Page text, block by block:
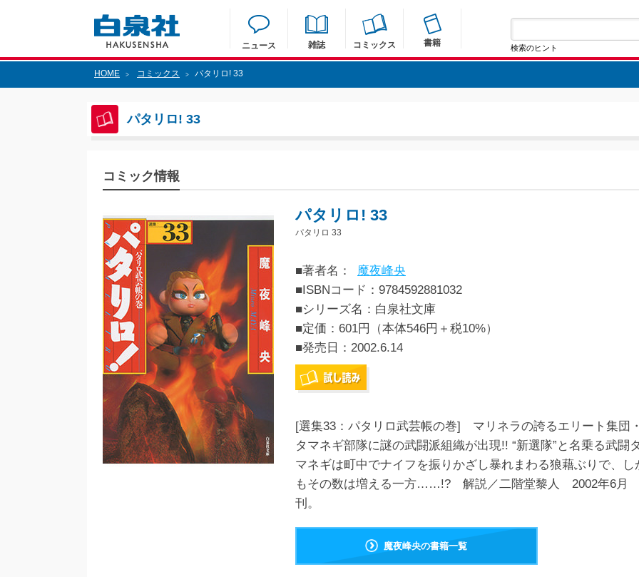
ニュース 雑誌 コミックス 書籍 検索のヒント
HOME > コミックス > パタリロ! 33
パタリロ! 33
コミック情報
パタリロ! 33
パタリロ 33
■著者名：
魔夜峰央
■ISBNコード：9784592881032
■シリーズ名：白泉社文庫
■定価：601円（本体546円＋税10%）
■発売日： 2002.6.14
[選集33：パタリロ武芸帳の巻] マリネラの誇るエリート集団
タマネギ部隊に謎の武闘派組織が出現!! “新選隊”と名乗る武闘
マネギは町中でナイフを振りかざし暴れまわる狼藉ぶりで、し
もその数は増える一方……!? 解説／二階堂黎人 2002年6月
刊。
魔夜峰央の書籍一覧